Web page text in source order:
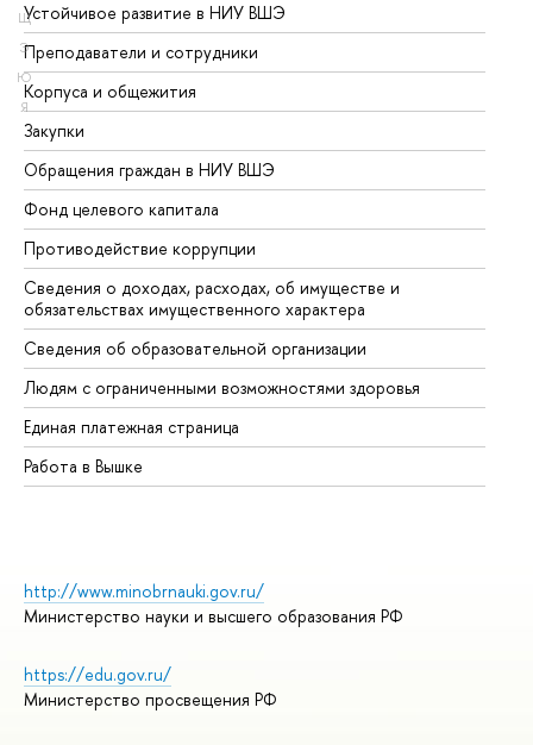
Щ
Э
Ю
Я
Устойчивое развитие в НИУ ВШЭ
Преподаватели и сотрудники
Корпуса и общежития
Закупки
Обращения граждан в НИУ ВШЭ
Фонд целевого капитала
Противодействие коррупции
Сведения о доходах, расходах, об имуществе и
обязательствах имущественного характера
Сведения об образовательной организации
Людям с ограниченными возможностями здоровья
Единая платежная страница
Работа в Вышке
http://www.minobrnauki.gov.ru/
Министерство науки и высшего образования РФ
https://edu.gov.ru/
Министерство просвещения РФ